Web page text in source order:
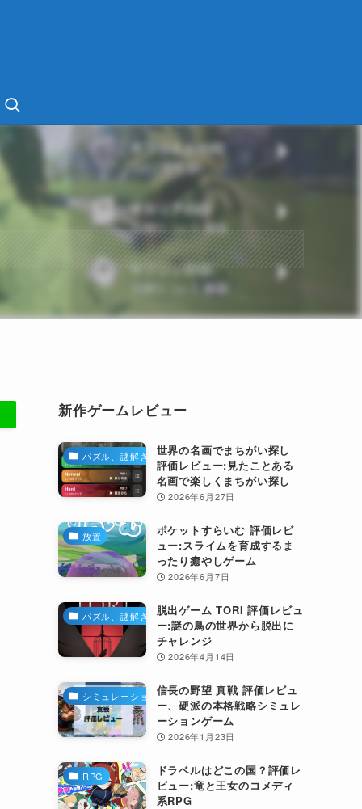
新作ゲームレビュー
パズル、謎解き
世界の名画でまちがい探し
評価レビュー:見たことある
名画で楽しくまちがい探し
2026年6月27日
放置
ポケットすらいむ 評価レビ
ュー:スライムを育成するま
ったり癒やしゲーム
2026年6月7日
パズル、謎解き
脱出ゲーム TORI 評価レビュ
ー:謎の鳥の世界から脱出に
チャレンジ
2026年4月14日
シミュレーション信長の野望 真戦 評価レビュ
ー、硬派の本格戦略シミュレ
ーションゲーム
2026年1月23日
RPG
ドラベルはどこの国？評価レ
ビュー:竜と王女のコメディ
系RPG